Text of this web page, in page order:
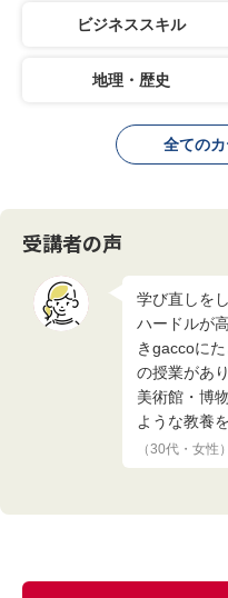
ビジネススキル
地理・歴史
全ての
受講者の声
学び直しを
ハードルが
きgaccoに
の授業があ
美術館・博
ような教養
（30代・女性）